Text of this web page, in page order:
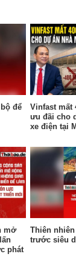
để
Vinfast mất
ưu đãi cho
xe điện tại
mở
phát
Thiên
trước siêu